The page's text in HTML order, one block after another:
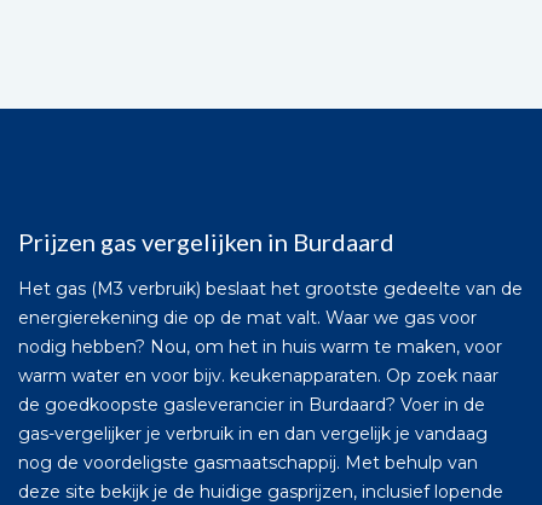
Prijzen gas vergelijken in Burdaard
Het gas (M3 verbruik) beslaat het grootste gedeelte van de
energierekening die op de mat valt. Waar we gas voor
nodig hebben? Nou, om het in huis warm te maken, voor
warm water en voor bijv. keukenapparaten. Op zoek naar
de goedkoopste gasleverancier in Burdaard? Voer in de
gas-vergelijker je verbruik in en dan vergelijk je vandaag
nog de voordeligste gasmaatschappij. Met behulp van
deze site bekijk je de huidige gasprijzen, inclusief lopende